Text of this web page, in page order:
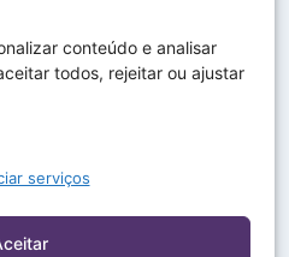
conteúdo e analisar
todos, rejeitar ou ajustar
serviços